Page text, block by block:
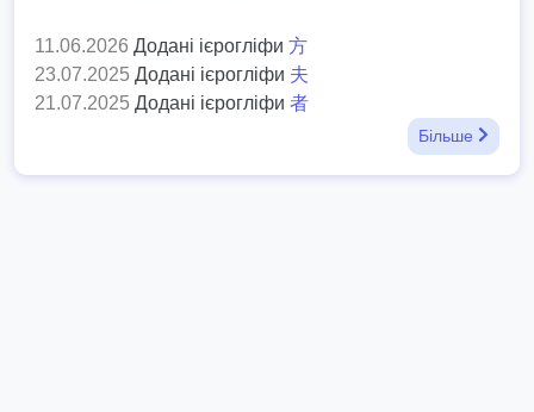
11.06.2026 Додані ієрогліфи 方
23.07.2025 Додані ієрогліфи 夫
21.07.2025 Додані ієрогліфи 者
Більше